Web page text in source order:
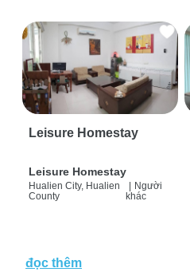
Leisure Homestay
Leisure Homestay
Hualien City, Hualien
County
Người
khác
đọc thêm